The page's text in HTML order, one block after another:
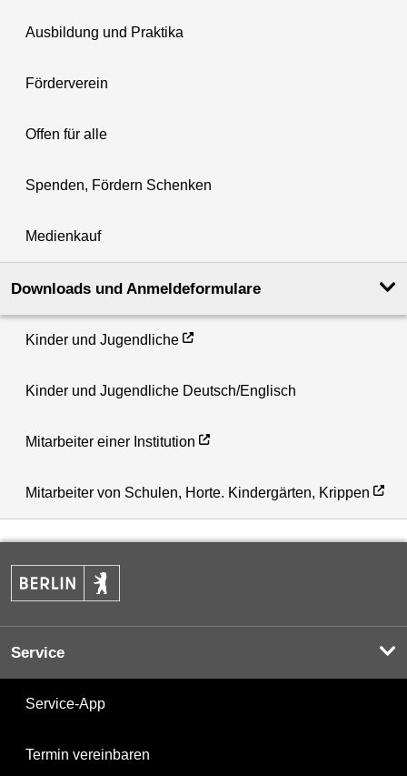
Ausbildung und Praktika
Förderverein
Offen für alle
Spenden, Fördern Schenken
Medienkauf
Downloads und Anmeldeformulare
Kinder und Jugendliche
Kinder und Jugendliche Deutsch/Englisch
Mitarbeiter einer Institution
Mitarbeiter von Schulen, Horte. Kindergärten, Krippen
Service
Service-App
Termin vereinbaren